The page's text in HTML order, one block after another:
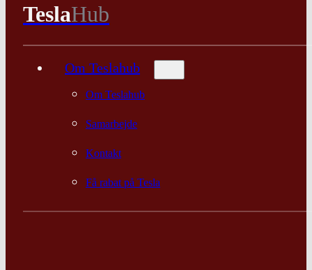
TeslaHub
Om Teslahub
Om Teslahub
Samarbejde
Kontakt
Få rabat på Tesla